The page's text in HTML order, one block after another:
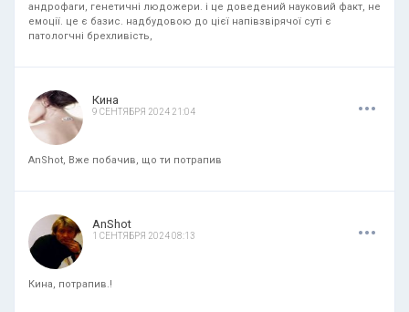
андрофаги, генетичні людожери. і це доведений науковий факт, не
емоції. це є базис. надбудовою до цієї напівзвірячої суті є
патологчні брехливість,
Кина
9 СЕНТЯБРЯ 2024 21:04 ...
AnShot, Вже побачив, що ти потрапив
AnShot
1 СЕНТЯБРЯ 2024 08:13 ...
Кина, потрапив.!